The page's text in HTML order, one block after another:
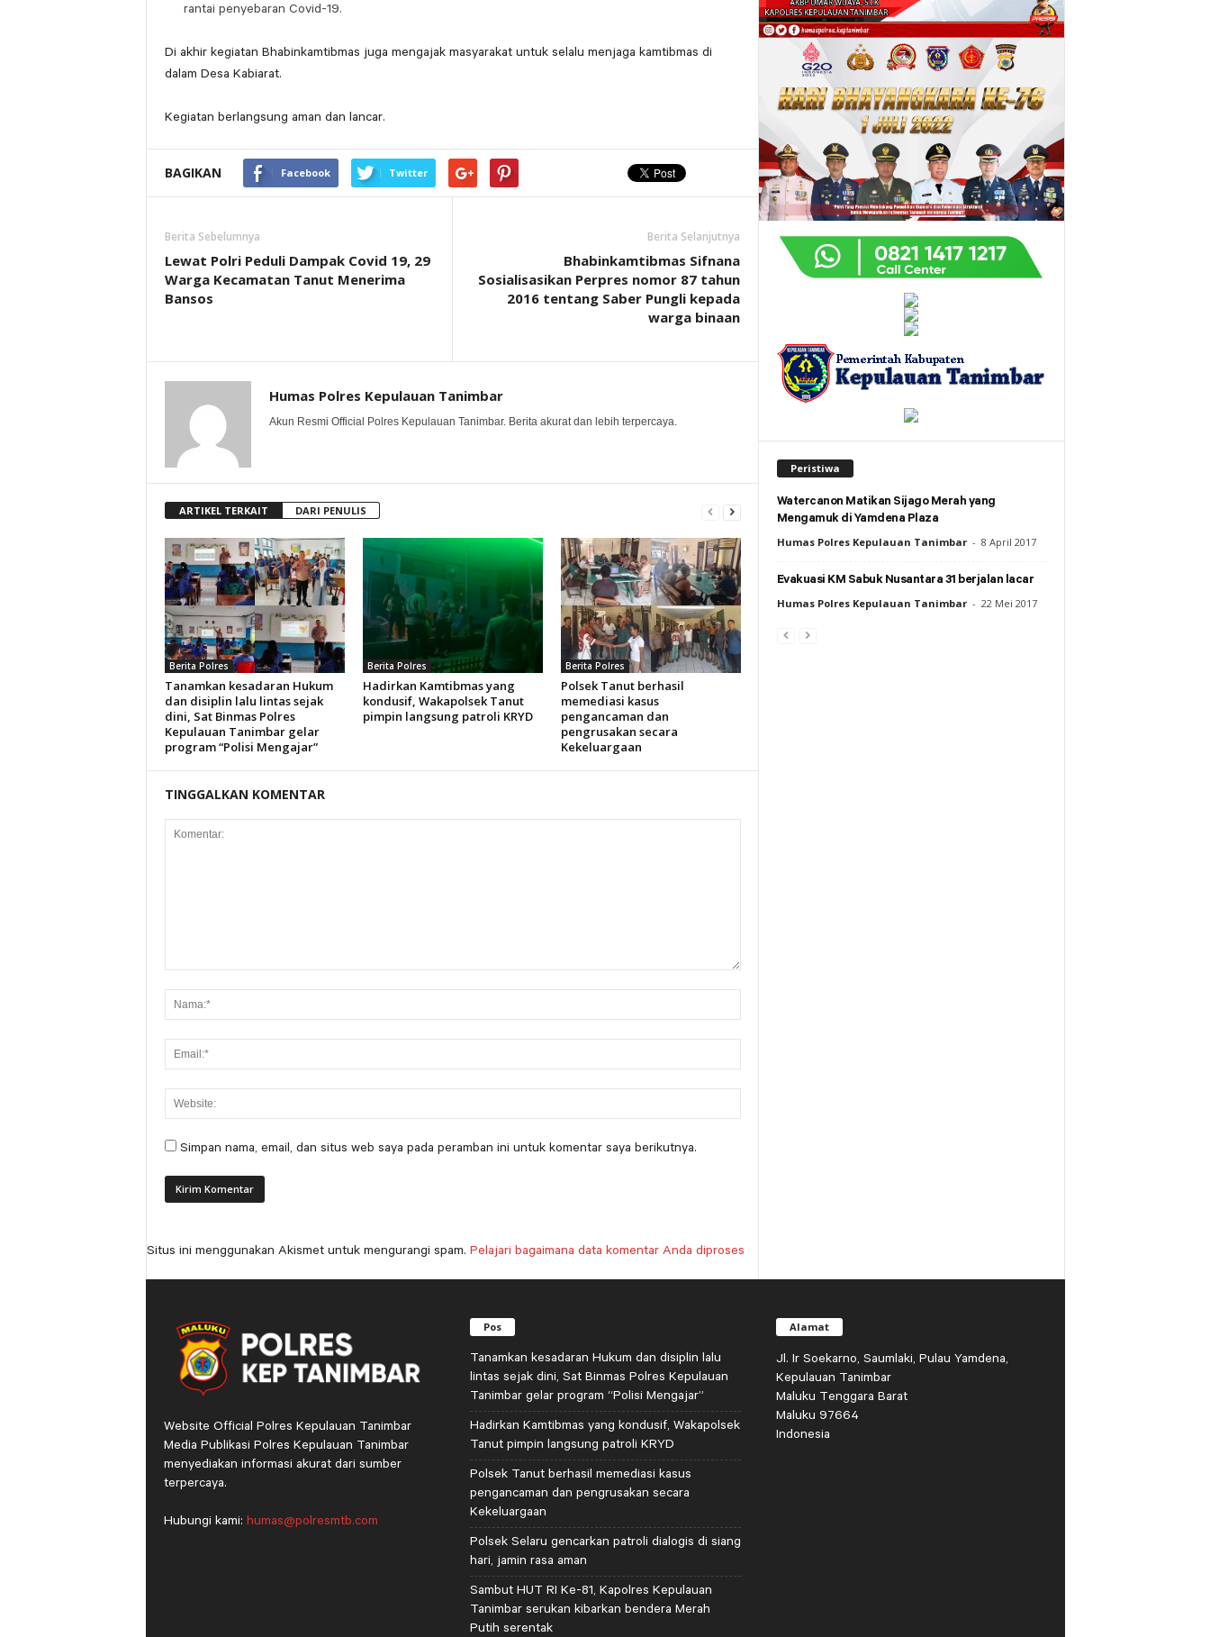
rantai penyebaran Covid-19.
Di akhir kegiatan Bhabinkamtibmas juga mengajak masyarakat untuk selalu menjaga kamtibmas di
dalam Desa Kabiarat.
Kegiatan berlangsung aman dan lancar.
BAGIKAN Facebook Twitter
Berita Sebelumnya
Lewat Polri Peduli Dampak Covid 19, 29
Warga Kecamatan Tanut Menerima
Bansos
Berita Selanjutnya
Bhabinkamtibmas Sifnana
Sosialisasikan Perpres nomor 87 tahun
2016 tentang Saber Pungli kepada
warga binaan
Humas Polres Kepulauan Tanimbar
Akun Resmi Official Polres Kepulauan Tanimbar. Berita akurat dan lebih terpercaya.
ARTIKEL TERKAIT DARI PENULIS
Berita Polres
Tanamkan kesadaran Hukum
dan disiplin lalu lintas sejak
dini, Sat Binmas Polres
Kepulauan Tanimbar gelar
program “Polisi Mengajar”
Berita Polres
Hadirkan Kamtibmas yang
kondusif, Wakapolsek Tanut
pimpin langsung patroli KRYD
Berita Polres
Polsek Tanut berhasil
memediasi kasus
pengancaman dan
pengrusakan secara
Kekeluargaan
TINGGALKAN KOMENTAR
Simpan nama, email, dan situs web saya pada peramban ini untuk komentar saya berikutnya.
Situs ini menggunakan Akismet untuk mengurangi spam. Pelajari bagaimana data komentar Anda diproses
Peristiwa
Watercanon Matikan Sijago Merah yang
Mengamuk di Yamdena Plaza
Humas Polres Kepulauan Tanimbar - 8 April 2017
Evakuasi KM Sabuk Nusantara 31 berjalan lacar
Humas Polres Kepulauan Tanimbar - 22 Mei 2017
Website Official Polres Kepulauan Tanimbar
Media Publikasi Polres Kepulauan Tanimbar
menyediakan informasi akurat dari sumber
terpercaya.
Hubungi kami: humas@polresmtb.com
Pos
Tanamkan kesadaran Hukum dan disiplin lalu
lintas sejak dini, Sat Binmas Polres Kepulauan
Tanimbar gelar program “Polisi Mengajar”
Hadirkan Kamtibmas yang kondusif, Wakapolsek
Tanut pimpin langsung patroli KRYD
Polsek Tanut berhasil memediasi kasus
pengancaman dan pengrusakan secara
Kekeluargaan
Polsek Selaru gencarkan patroli dialogis di siang
hari, jamin rasa aman
Sambut HUT RI Ke-81, Kapolres Kepulauan
Tanimbar serukan kibarkan bendera Merah
Putih serentak
Alamat
Jl. Ir Soekarno, Saumlaki, Pulau Yamdena,
Kepulauan Tanimbar
Maluku Tenggara Barat
Maluku 97664
Indonesia